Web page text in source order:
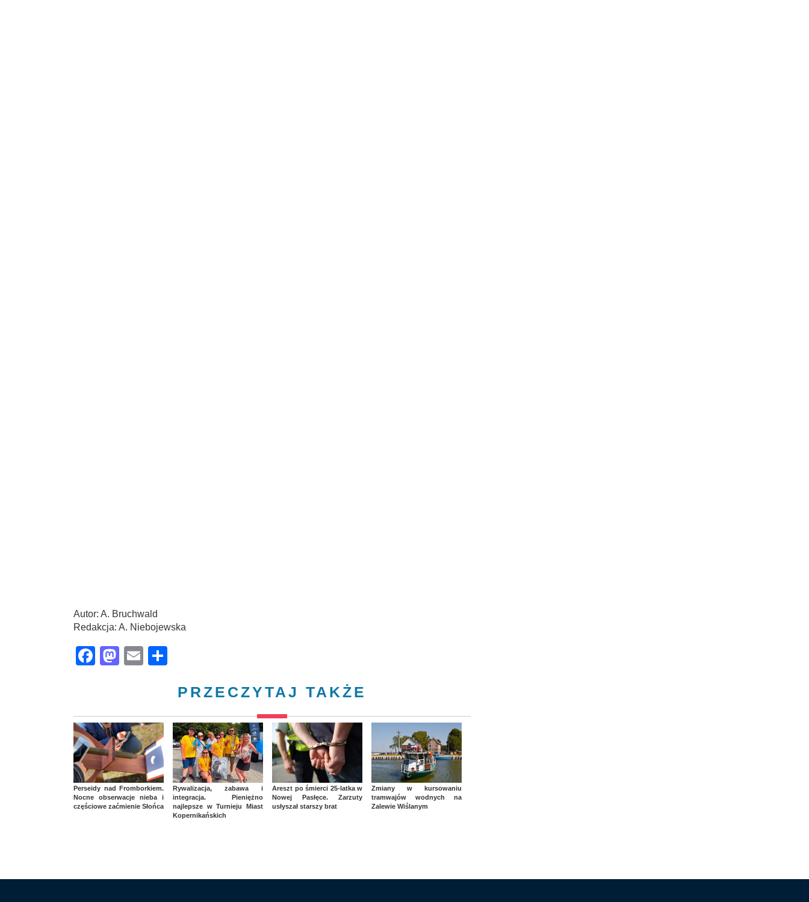
Autor: A. Bruchwald
Redakcja: A. Niebojewska
Facebook
Mastodon
Email
PRZECZYTAJ TAKŻE
Perseidy nad Fromborkiem.
Nocne obserwacje nieba i
częściowe zaćmienie Słońca
Rywalizacja, zabawa i
integracja. Pieniężno
najlepsze w Turnieju Miast
Kopernikańskich
Areszt po śmierci 25-latka w
Nowej Pasłęce. Zarzuty
usłyszał starszy brat
Zmiany w kursowaniu
tramwajów wodnych na
Zalewie Wiślanym